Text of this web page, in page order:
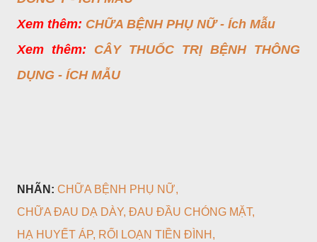
Xem thêm: CHỮA BỆNH PHỤ NỮ - Ích Mẫu
Xem thêm: CÂY THUỐC TRỊ BỆNH THÔNG
DỤNG - ÍCH MẪU
NHÃN: CHỮA BỆNH PHỤ NỮ
CHỮA ĐAU DẠ DÀY ĐAU ĐẦU CHÓNG MẶT
HẠ HUYẾT ÁP RỐI LOẠN TIỀN ĐÌNH